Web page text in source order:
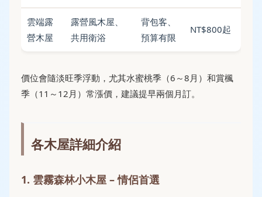
雲端露
營木屋
露營風木屋、
共用衛浴
背包客、
預算有限
NT$800起
價位會隨淡旺季浮動，尤其水蜜桃季（6～8月）和賞楓
季（11～12月）常漲價，建議提早兩個月訂。
各木屋詳細介紹
1. 雲霧森林小木屋 – 情侶首選